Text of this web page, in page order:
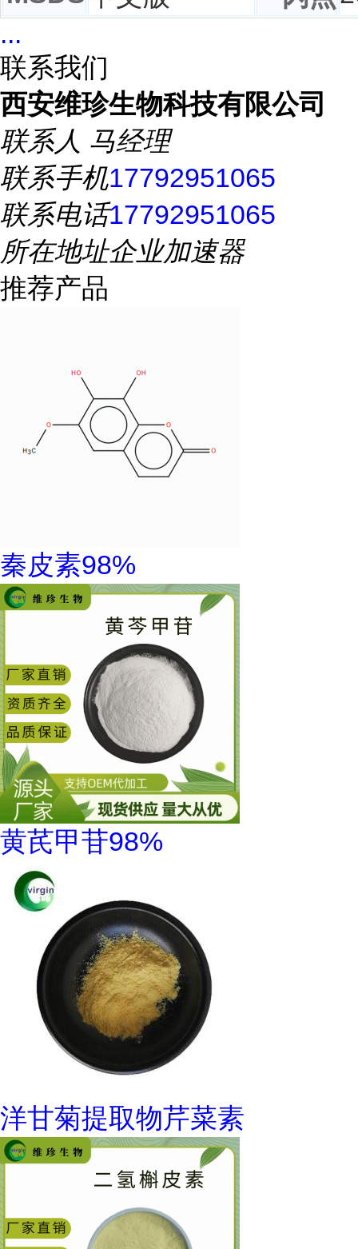
...
联系我们
西安维珍生物科技有限公司
联系人 马经理
联系手机17792951065
联系电话17792951065
所在地址企业加速器
推荐产品
秦皮素98%
黄芪甲苷98%
洋甘菊提取物芹菜素